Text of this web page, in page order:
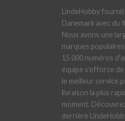
LindeHobby
Danemark avec du
Nous avons une
marques
15 000 numéros
équipe s'efforce
le meilleur service
livraison la plus
moment.
derrière